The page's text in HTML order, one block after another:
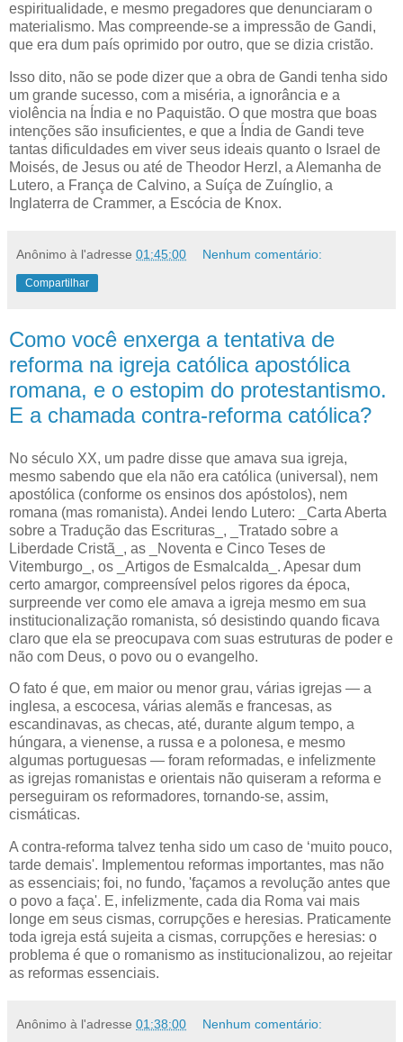
espiritualidade, e mesmo pregadores que denunciaram o
materialismo. Mas compreende-se a impressão de Gandi,
que era dum país oprimido por outro, que se dizia cristão.
Isso dito, não se pode dizer que a obra de Gandi tenha sido
um grande sucesso, com a miséria, a ignorância e a
violência na Índia e no Paquistão. O que mostra que boas
intenções são insuficientes, e que a Índia de Gandi teve
tantas dificuldades em viver seus ideais quanto o Israel de
Moisés, de Jesus ou até de Theodor Herzl, a Alemanha de
Lutero, a França de Calvino, a Suíça de Zuínglio, a
Inglaterra de Crammer, a Escócia de Knox.
Anônimo à l'adresse 01:45:00 Nenhum comentário:
Compartilhar
Como você enxerga a tentativa de
reforma na igreja católica apostólica
romana, e o estopim do protestantismo.
E a chamada contra-reforma católica?
No século XX, um padre disse que amava sua igreja,
mesmo sabendo que ela não era católica (universal), nem
apostólica (conforme os ensinos dos apóstolos), nem
romana (mas romanista). Andei lendo Lutero: _Carta Aberta
sobre a Tradução das Escrituras_, _Tratado sobre a
Liberdade Cristã_, as _Noventa e Cinco Teses de
Vitemburgo_, os _Artigos de Esmalcalda_. Apesar dum
certo amargor, compreensível pelos rigores da época,
surpreende ver como ele amava a igreja mesmo em sua
institucionalização romanista, só desistindo quando ficava
claro que ela se preocupava com suas estruturas de poder e
não com Deus, o povo ou o evangelho.
O fato é que, em maior ou menor grau, várias igrejas — a
inglesa, a escocesa, várias alemãs e francesas, as
escandinavas, as checas, até, durante algum tempo, a
húngara, a vienense, a russa e a polonesa, e mesmo
algumas portuguesas — foram reformadas, e infelizmente
as igrejas romanistas e orientais não quiseram a reforma e
perseguiram os reformadores, tornando-se, assim,
cismáticas.
A contra-reforma talvez tenha sido um caso de ‘muito pouco,
tarde demais'. Implementou reformas importantes, mas não
as essenciais; foi, no fundo, 'façamos a revolução antes que
o povo a faça'. E, infelizmente, cada dia Roma vai mais
longe em seus cismas, corrupções e heresias. Praticamente
toda igreja está sujeita a cismas, corrupções e heresias: o
problema é que o romanismo as institucionalizou, ao rejeitar
as reformas essenciais.
Anônimo à l'adresse 01:38:00 Nenhum comentário: